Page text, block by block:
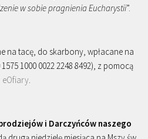
w sobie pragnienia Eucharystii”.
na tacę, do skarbony, wpłacane na
1000 0022 2248 8492), z pomocą
eOfiary
i Darczyńców naszego